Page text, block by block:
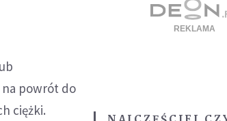
powrót do
ciężki.